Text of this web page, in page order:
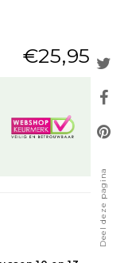
Deel deze pagina
€25,95